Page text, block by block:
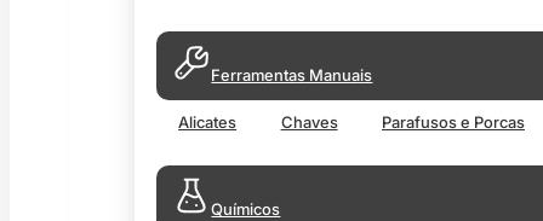
Ferramentas Manuais
Alicates Chaves Parafusos e Porcas
Químicos